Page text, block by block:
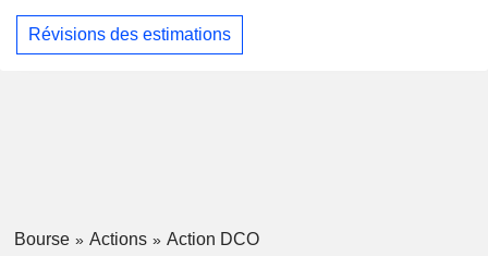
Révisions des estimations
Bourse Actions Action DCO